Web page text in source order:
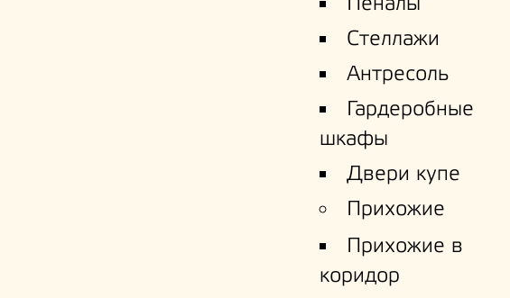
Стеллажи
Антресоль
Гардеробные
шкафы
Двери купе
Прихожие
Прихожие в
коридор